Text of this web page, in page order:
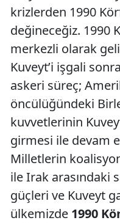
krizlerden 1990
değineceğiz. 1990
merkezli olarak
Kuveyt’i işgali
askeri süreç;
öncülüğündeki
kuvvetlerinin
girmesi ile devam
Milletlerin
ile Irak arasındaki
güçleri ve Kuveyt
ülkemizde 1990